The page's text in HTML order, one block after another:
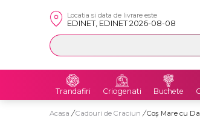
Locatia si data de livrare este
EDINET, EDINET 2026-08-08
Trandafiri Criogenati Buchete
Acasa / Cadouri de Craciun / Coș Mare cu